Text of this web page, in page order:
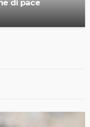
di pace